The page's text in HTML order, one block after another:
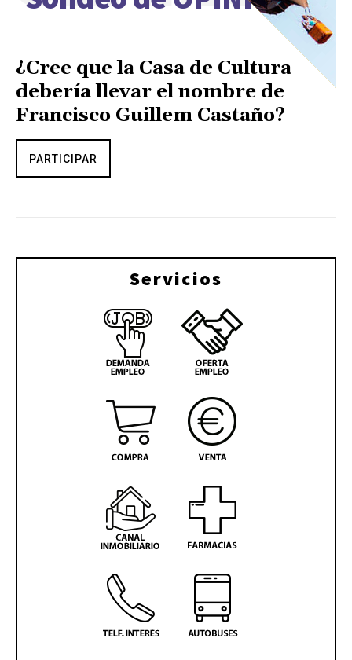
¿Cree que la Casa de Cultura
debería llevar el nombre de
Francisco Guillem Castaño?
PARTICIPAR
Servicios